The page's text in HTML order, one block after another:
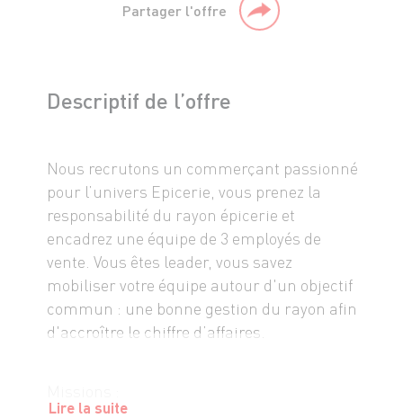
Partager l'offre
Descriptif de l’offre
Nous recrutons un commerçant passionné
pour l’univers Epicerie, vous prenez la
responsabilité du rayon épicerie et
encadrez une équipe de 3 employés de
vente. Vous êtes leader, vous savez
mobiliser votre équipe autour d'un objectif
commun : une bonne gestion du rayon afin
d'accroître le chiffre d’affaires.
Lire la suite